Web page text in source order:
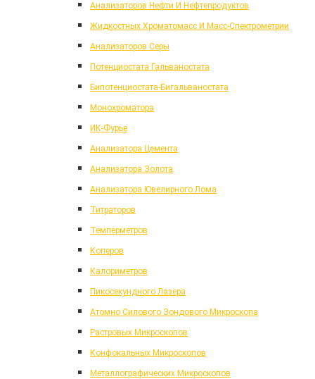
Анализаторов Нефти И Нефтепродуктов
Жидкостных Хроматомасс И Масс-Спектрометрии
Анализаторов Серы
Потенциостата Гальваностата
Бипотенциостата-Бигальваностата
Монохроматора
ИК-Фурье
Анализатора Цемента
Анализатора Золота
Анализатора Ювелирного Лома
Титраторов
Темперметров
Коперов
Калориметров
Пикосекундного Лазера
Атомно Силового Зондового Микроскопа
Растровых Микроскопов
Конфокальных Микроскопов
Металлографических Микроскопов